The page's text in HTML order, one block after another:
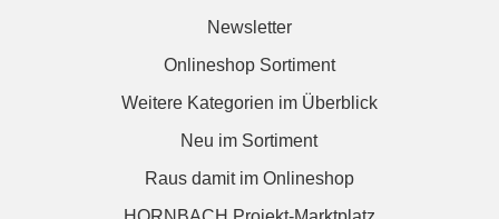
Newsletter
Onlineshop Sortiment
Weitere Kategorien im Überblick
Neu im Sortiment
Raus damit im Onlineshop